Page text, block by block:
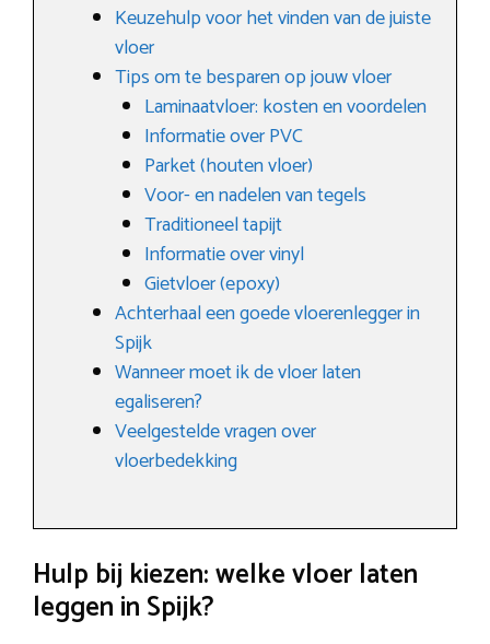
Keuzehulp voor het vinden van de juiste
vloer
Tips om te besparen op jouw vloer
Laminaatvloer: kosten en voordelen
Informatie over PVC
Parket (houten vloer)
Voor- en nadelen van tegels
Traditioneel tapijt
Informatie over vinyl
Gietvloer (epoxy)
Achterhaal een goede vloerenlegger in
Spijk
Wanneer moet ik de vloer laten
egaliseren?
Veelgestelde vragen over
vloerbedekking
Hulp bij kiezen: welke vloer laten
leggen in Spijk?